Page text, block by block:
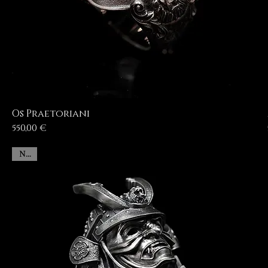
Os Praetoriani
Prezzo
550,00 €
New